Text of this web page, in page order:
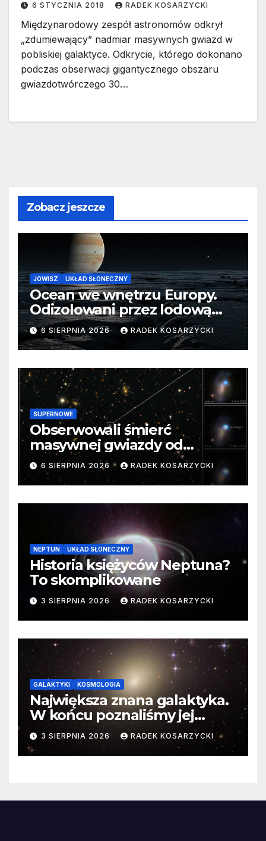
6 STYCZNIA 2018 RADEK KOSARZYCKI
Międzynarodowy zespół astronomów odkrył
„zdumiewający” nadmiar masywnych gwiazd w
pobliskiej galaktyce. Odkrycie, którego dokonano
podczas obserwacji gigantycznego obszaru
gwiazdotwórczego 30…
Zobacz jeszcze
JOWISZ UKŁAD SŁONECZNY
Ocean we wnętrzu Europy.
Odizolowani przez lodową
barierę
6 SIERPNIA 2026 RADEK KOSARZYCKI
SUPERNOWE
Obserwowali śmierć
masywnej gwiazdy od
samego początku. Niezwykle
cenne dane
6 SIERPNIA 2026 RADEK KOSARZYCKI
NEPTUN UKŁAD SŁONECZNY
Historia księżyców Neptuna?
To skomplikowane
3 SIERPNIA 2026 RADEK KOSARZYCKI
GALAKTYKI KOSMOLOGIA
Największa znana galaktyka.
W końcu poznaliśmy jej
faktyczne wymiary
3 SIERPNIA 2026 RADEK KOSARZYCKI